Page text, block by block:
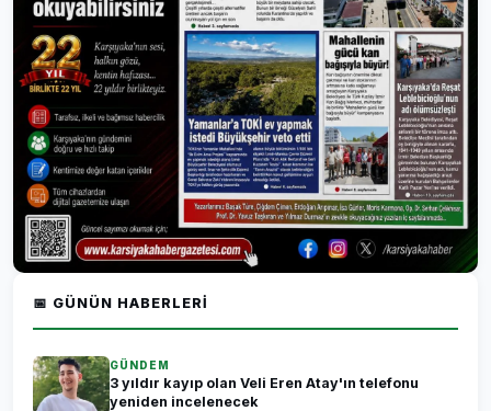
📅 GÜNÜN HABERLERI
GÜNDEM
3 yıldır kayıp olan Veli Eren Atay'ın telefonu
yeniden incelenecek